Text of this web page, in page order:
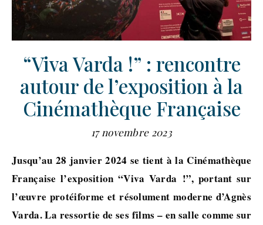
“Viva Varda !” : rencontre
autour de l’exposition à la
Cinémathèque Française
17 novembre 2023
Jusqu’au 28 janvier 2024 se tient à la Cinémathèque
Française l’exposition “Viva Varda !”, portant sur
l’œuvre protéiforme et résolument moderne d’Agnès
Varda. La ressortie de ses films – en salle comme sur